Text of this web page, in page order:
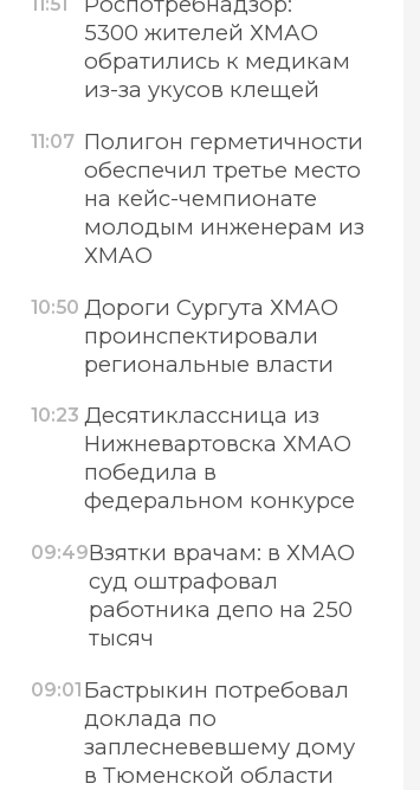
5300 жителей ХМАО
обратились к медикам
из-за укусов клещей
11:07 Полигон герметичности
обеспечил третье место
на кейс-чемпионате
молодым инженерам из
ХМАО
10:50 Дороги Сургута ХМАО
проинспектировали
региональные власти
10:23 Десятиклассница из
Нижневартовска ХМАО
победила в
федеральном конкурсе
09:49Взятки врачам: в ХМАО
суд оштрафовал
работника депо на 250
тысяч
09:01 Бастрыкин потребовал
доклада по
заплесневевшему дому
в Тюменской области